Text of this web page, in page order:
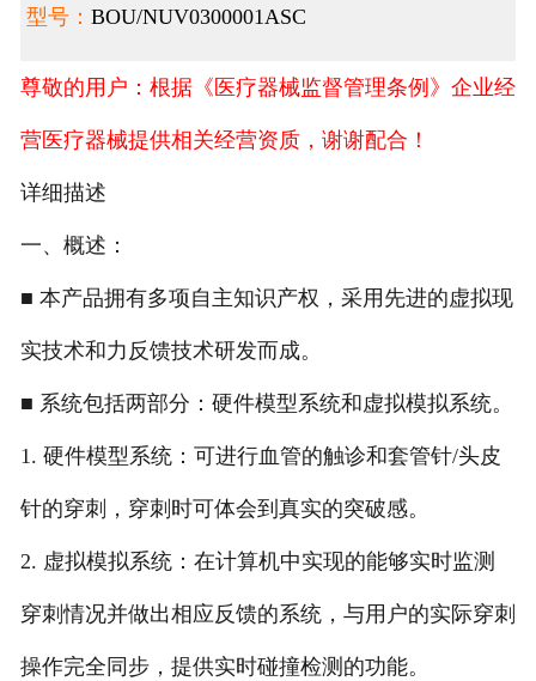
型号： BOU/NUV0300001ASC
尊敬的用户：根据《医疗器械监督管理条例》企业经
营医疗器械提供相关经营资质，谢谢配合！
详细描述
一、概述：
■ 本产品拥有多项自主知识产权，采用先进的虚拟现
实技术和力反馈技术研发而成。
■ 系统包括两部分：硬件模型系统和虚拟模拟系统。
1. 硬件模型系统：可进行血管的触诊和套管针/头皮
针的穿刺，穿刺时可体会到真实的突破感。
2. 虚拟模拟系统：在计算机中实现的能够实时监测
穿刺情况并做出相应反馈的系统，与用户的实际穿刺
操作完全同步，提供实时碰撞检测的功能。